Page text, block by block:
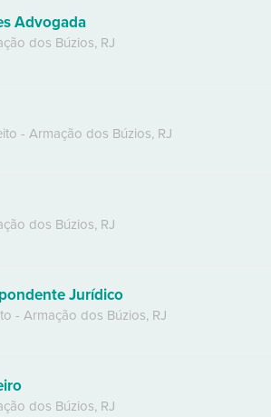
Advogada
dos Búzios, RJ
- Armação dos Búzios, RJ
dos Búzios, RJ
Jurídico
- Armação dos Búzios, RJ
dos Búzios, RJ